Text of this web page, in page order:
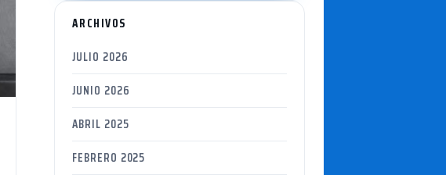
ARCHIVOS
JULIO 2026
JUNIO 2026
ABRIL 2025
FEBRERO 2025